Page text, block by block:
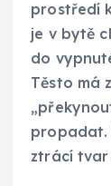
prostředí
je v bytě
do
Těsto má
propadat.
ztrácí tvar